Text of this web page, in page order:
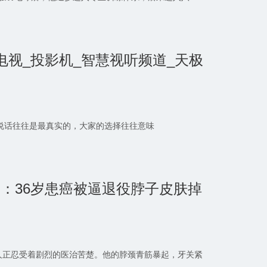
_投影机_智慧视听频道_天极
往往是最真实的，大家的选择往往意味
36岁患癌被逼退役脖子皮肤掉
忍受着剧烈的医治苦楚。他的脖颈青筋暴起，牙关紧